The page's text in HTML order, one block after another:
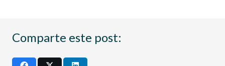
Comparte este post: